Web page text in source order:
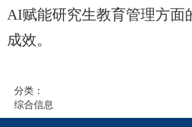
AI赋能研究生教育管理方面
成效。
分类：
综合信息